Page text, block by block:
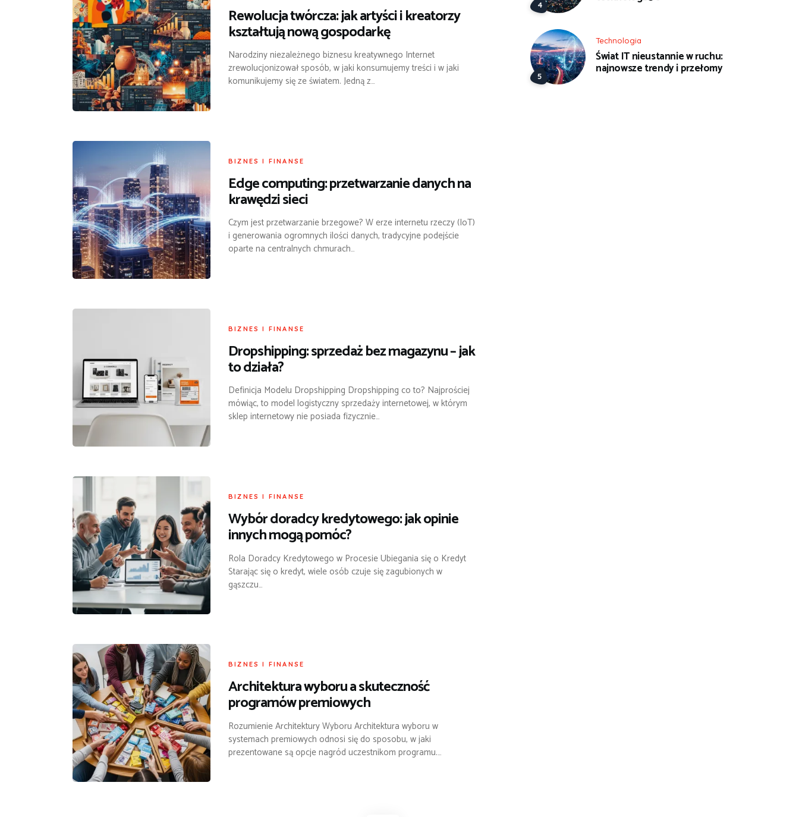
Rewolucja twórcza: jak artyści i kreatorzy
kształtują nową gospodarkę
Narodziny niezależnego biznesu kreatywnego Internet
zrewolucjonizował sposób, w jaki konsumujemy treści i w jaki
komunikujemy się ze światem. Jedną z…
BIZNES I FINANSE
Edge computing: przetwarzanie danych na
krawędzi sieci
Czym jest przetwarzanie brzegowe? W erze internetu rzeczy (IoT)
i generowania ogromnych ilości danych, tradycyjne podejście
oparte na centralnych chmurach…
BIZNES I FINANSE
Dropshipping: sprzedaż bez magazynu – jak
to działa?
Definicja Modelu Dropshipping Dropshipping co to? Najprościej
mówiąc, to model logistyczny sprzedaży internetowej, w którym
sklep internetowy nie posiada fizycznie…
BIZNES I FINANSE
Wybór doradcy kredytowego: jak opinie
innych mogą pomóc?
Rola Doradcy Kredytowego w Procesie Ubiegania się o Kredyt
Starając się o kredyt, wiele osób czuje się zagubionych w
gąszczu…
BIZNES I FINANSE
Architektura wyboru a skuteczność
programów premiowych
Rozumienie Architektury Wyboru Architektura wyboru w
systemach premiowych odnosi się do sposobu, w jaki
prezentowane są opcje nagród uczestnikom programu.…
Technologia
Świat IT nieustannie w ruchu:
najnowsze trendy i przełomy